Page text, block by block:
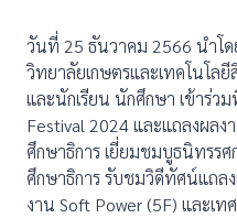
วันที่ 25 ธันวาคม 2566 นำโ
วิทยาลัยเกษตรและเทคโนโล
และนักเรียน นักศึกษา เข้าร่วม
Festival 2024 และแถลงผลง
ศึกษาธิการ เยี่ยมชมบูธนิทรร
ศึกษาธิการ รับชมวิดีทัศน์แถล
งาน Soft Power (5F) และเ